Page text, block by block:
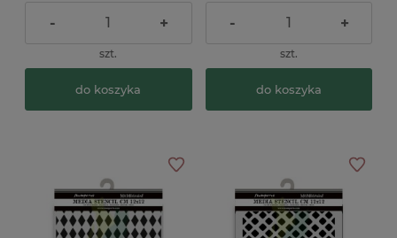
- +
szt.
do koszyka
- +
szt.
do koszyka